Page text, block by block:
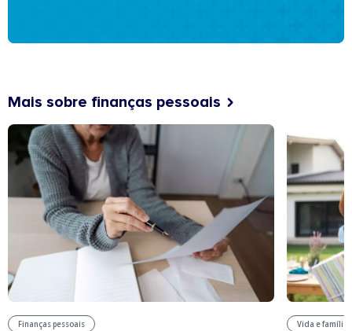
Mais sobre finanças pessoais
Finanças pessoais Vida e família